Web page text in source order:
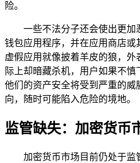
险。
一些不法分子还会使出更加
钱包应用程序，并在应用商店
虚假应用就像披着羊皮的狼，
际上却暗藏杀机，用户如果不慎
他们的资产安全将受到严重的威
向，随时可能陷入危险的境地。
监管缺失：加密货币
加密货币市场目前仍处于监